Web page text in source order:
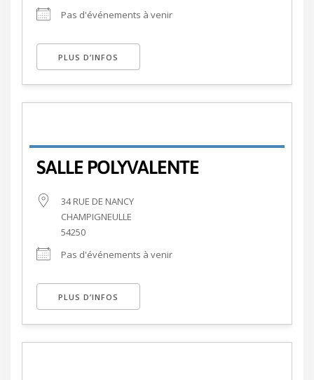
Pas d'événements à venir
PLUS D’INFOS
SALLE POLYVALENTE
34 RUE DE NANCY
CHAMPIGNEULLE
54250
Pas d'événements à venir
PLUS D’INFOS